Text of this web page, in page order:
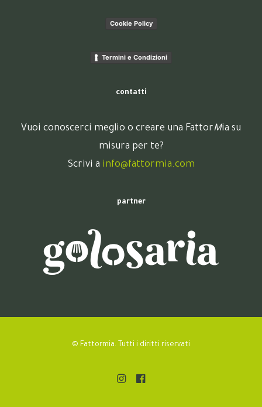
Cookie Policy
Termini e Condizioni
contatti
Vuoi conoscerci meglio o creare una FattorMia su
misura per te?
Scrivi a info@fattormia.com
partner
© Fattormia. Tutti i diritti riservati